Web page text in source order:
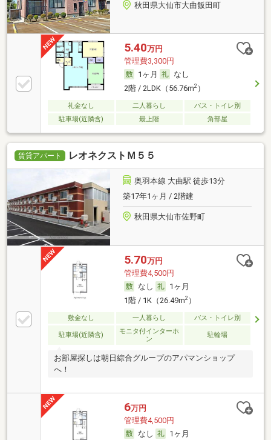
秋田県大仙市大曲飯田町
5.40万円
管理費3,300円
1ヶ月
なし
2階 / 2LDK（56.76m2）
礼金なし 二人暮らし
バス・トイレ別
駐車場(近隣含)
最上階 角部屋
賃貸アパート レオネクストＭ５５
奥羽本線 大曲駅 徒歩13分
築17年1ヶ月 / 2階建
秋田県大仙市佐野町
5.70万円
管理費4,500円
なし
1ヶ月
1階 / 1K（26.49m2）
敷金なし 一人暮らし バス・トイレ別
駐車場(近隣含)
モニタ付インターホ
ン
駐輪場
お部屋探しは朝日綜合グループのアパマンショップ
へ！
6万円
管理費4,500円
なし
1ヶ月